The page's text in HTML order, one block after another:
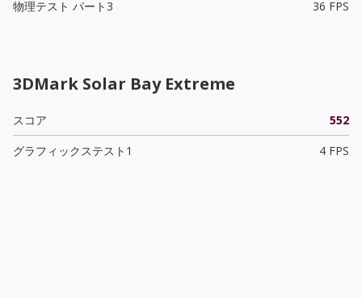
物理テスト パート3
36 FPS
3DMark Solar Bay Extreme
スコア
552
グラフィックステスト1
4 FPS